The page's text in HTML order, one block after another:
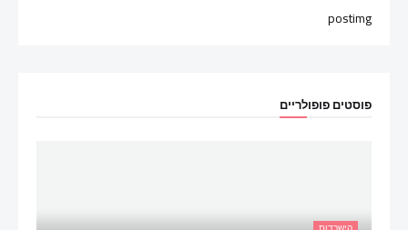
postimg
פוסטים פופולריים